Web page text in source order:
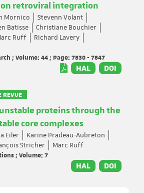
on retroviral integration
Mornico
Stevenn Volant
Batisse
Christiane Bouchier
Ruff
Richard Lavery
; Volume: 44 ; Page: 7830 - 7847
HAL DOI
REVUE
proteins through the
core complexes
Eiler
Karine Pradeau-Aubreton
Stricher
Marc Ruff
; Volume: 7
HAL DOI